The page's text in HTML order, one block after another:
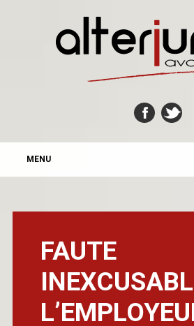
MAIN MENU
MENU
FAUTE